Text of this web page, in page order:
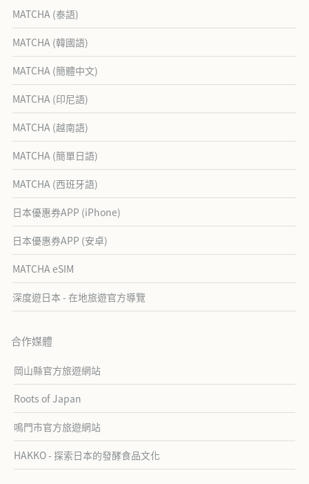
MATCHA (泰語)
MATCHA (韓國語)
MATCHA (簡體中文)
MATCHA (印尼語)
MATCHA (越南語)
MATCHA (簡單日語)
MATCHA (西班牙語)
日本優惠券APP (iPhone)
日本優惠券APP (安卓)
MATCHA eSIM
深度遊日本 - 在地旅遊官方導覽
合作媒體
岡山縣官方旅遊網站
Roots of Japan
鳴門市官方旅遊網站
HAKKO - 探索日本的發酵食品文化